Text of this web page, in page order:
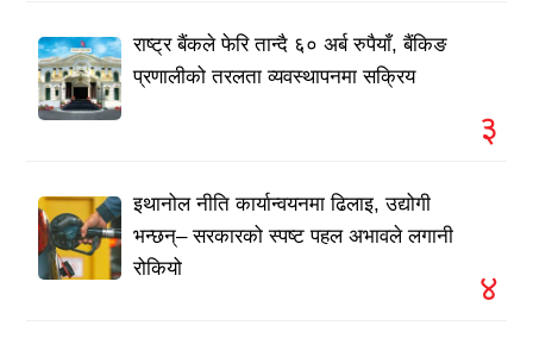
राष्ट्र बैंकले फेरि तान्दै ६० अर्ब रुपैयाँ, बैंकिङ
प्रणालीको तरलता व्यवस्थापनमा सक्रिय
३
इथानोल नीति कार्यान्वयनमा ढिलाइ, उद्योगी
भन्छन्– सरकारको स्पष्ट पहल अभावले लगानी
रोकियो
४